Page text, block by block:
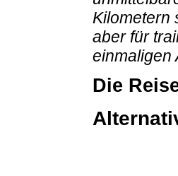
Kilometern
aber für
einmaligen
Die